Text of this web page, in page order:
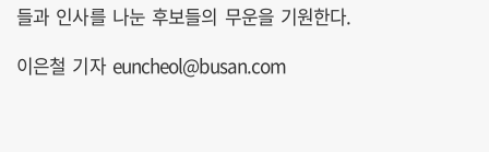
들과 인사를 나눈 후보들의 무운을 기원한다.
이은철 기자 euncheol@busan.com